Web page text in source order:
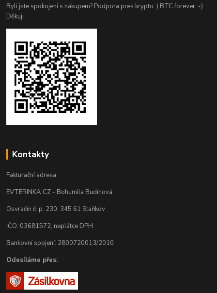
Byli jste spokojeni s nákupem? Podpora pres krypto :) BTC forever :-)
Děkuji
Kontakty
Fakturační adresa:
EVTERINKA.CZ - Bohumila Budínová
Osvračín č. p. 230, 345 61 Staňkov
IČO: 03681572, neplátce DPH
Bankovní spojení: 2800720013/2010
Odesíláme přes: